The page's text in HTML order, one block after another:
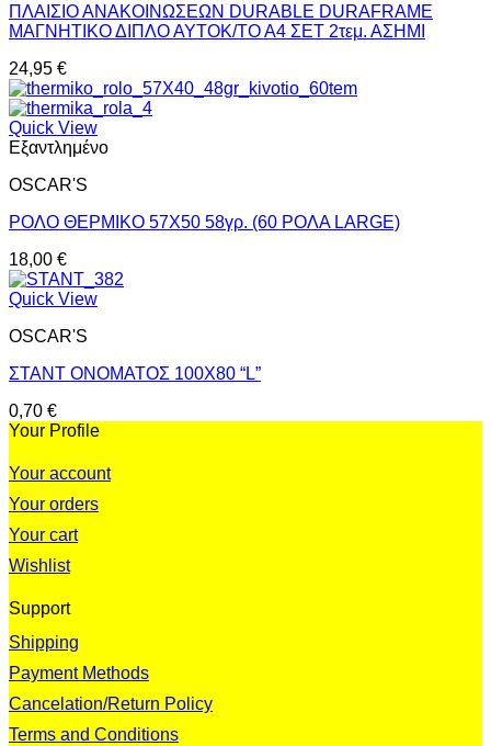
ΠΛΑΙΣΙΟ ΑΝΑΚΟΙΝΩΣΕΩΝ DURABLE DURAFRAME
ΜΑΓΝΗΤΙΚΟ ΔΙΠΛΟ ΑΥΤΟΚ/ΤΟ Α4 ΣΕΤ 2τεμ. ΑΣΗΜΙ
24,95 €
Quick View
Εξαντλημένο
OSCAR'S
ΡΟΛΟ ΘΕΡΜΙΚΟ 57Χ50 58γρ. (60 ΡΟΛΑ LARGE)
18,00 €
Quick View
OSCAR'S
ΣΤΑΝΤ ΟΝΟΜΑΤΟΣ 100X80 “L”
0,70 €
Your Profile
Your account
Your orders
Your cart
Wishlist
Support
Shipping
Payment Methods
Cancelation/Return Policy
Terms and Conditions